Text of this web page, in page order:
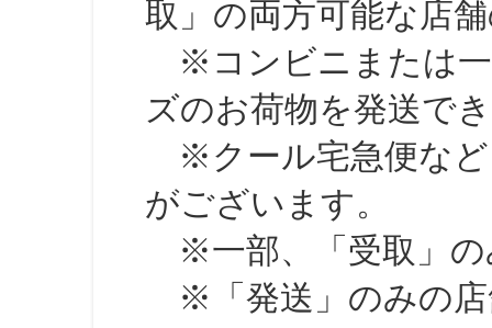
取」の両方可能な店
※コンビニまたは一
ズのお荷物を発送で
※クール宅急便など
がございます。
※一部、「受取」の
※「発送」のみの店